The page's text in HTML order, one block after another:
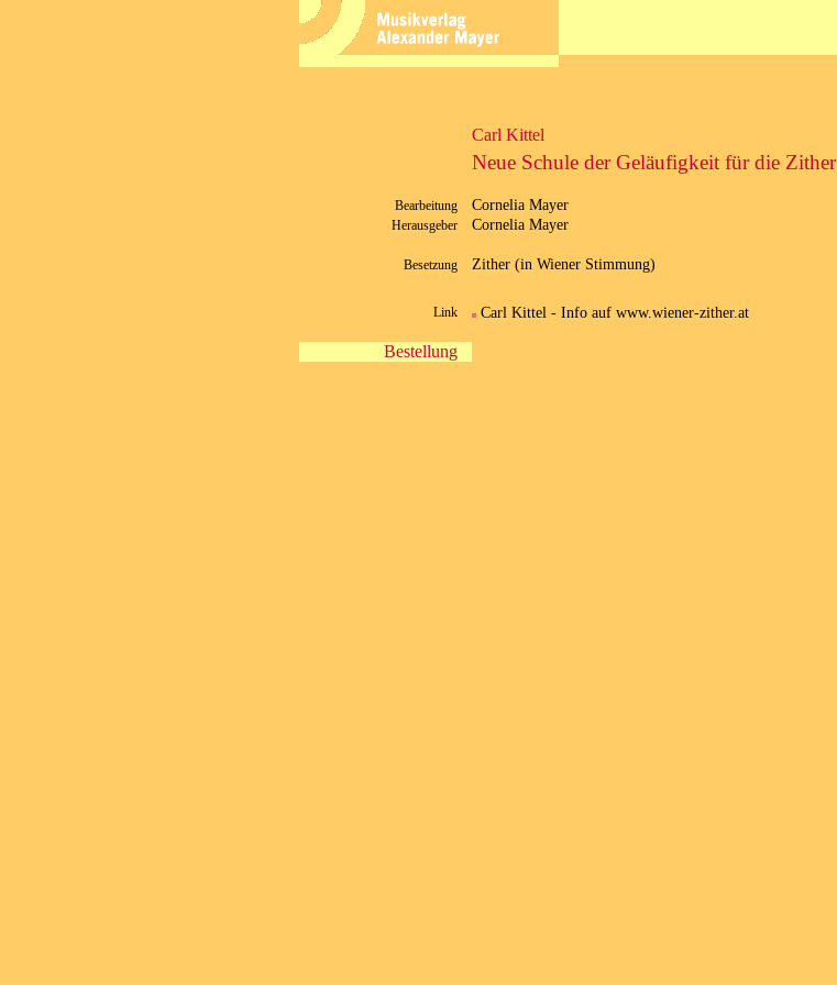
Carl Kittel
Neue Schule der Geläufigkeit für die Zither
Bearbeitung Cornelia Mayer
Herausgeber Cornelia Mayer
Besetzung Zither (in Wiener Stimmung)
Link Carl Kittel - Info auf www.wiener-zither.at
Bestellung